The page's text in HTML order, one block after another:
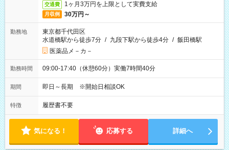
交通費 1ヶ月3万円を上限として実費支給
月収例 30万円～
勤務地
東京都千代田区
水道橋駅から徒歩7分 / 九段下駅から徒歩4分 / 飯田橋駅
医薬品メ－カ－
勤務時間 09:00-17:40（休憩60分）実働7時間40分
期間 即日～長期 ※開始日相談OK
特徴 履歴書不要
気になる！ 応募する 詳細へ